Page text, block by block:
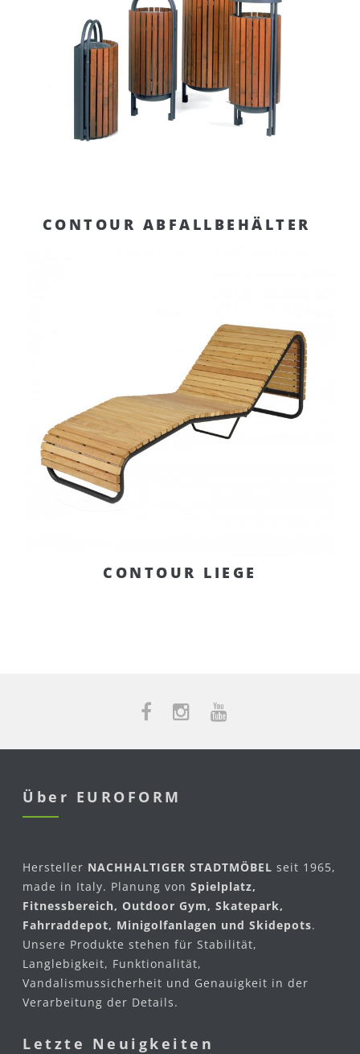
CONTOUR ABFALLBEHÄLTER
CONTOUR LIEGE
Über EUROFORM
Hersteller NACHHALTIGER STADTMÖBEL seit 1965,
made in Italy. Planung von Spielplatz,
Fitnessbereich, Outdoor Gym, Skatepark,
Fahrraddepot, Minigolfanlagen und Skidepots.
Unsere Produkte stehen für Stabilität,
Langlebigkeit, Funktionalität,
Vandalismussicherheit und Genauigkeit in der
Verarbeitung der Details.
Letzte Neuigkeiten